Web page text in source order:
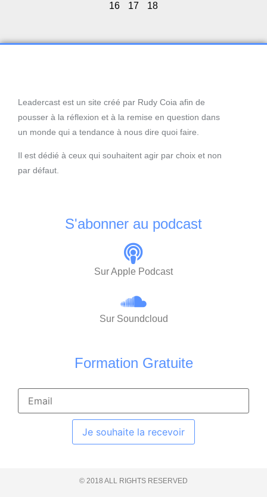
16
17 18
Leadercast est un site créé par Rudy Coia afin de
pousser à la réflexion et à la remise en question dans
un monde qui a tendance à nous dire quoi faire.
Il est dédié à ceux qui souhaitent agir par choix et non
par défaut.
S'abonner au podcast
Sur Apple Podcast
Sur Soundcloud
Formation Gratuite
Je souhaite la recevoir
© 2018 ALL RIGHTS RESERVED​